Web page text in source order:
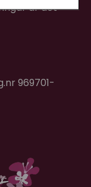
är det
969701-